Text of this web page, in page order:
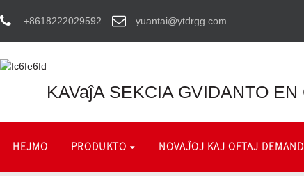
+8618222029592 yuantai@ytdrgg.com
KAVaĵA SEKCIA GVIDANTO EN
HEJMO PRODUKTO NOVAĴOJ KAJ OFTAJ